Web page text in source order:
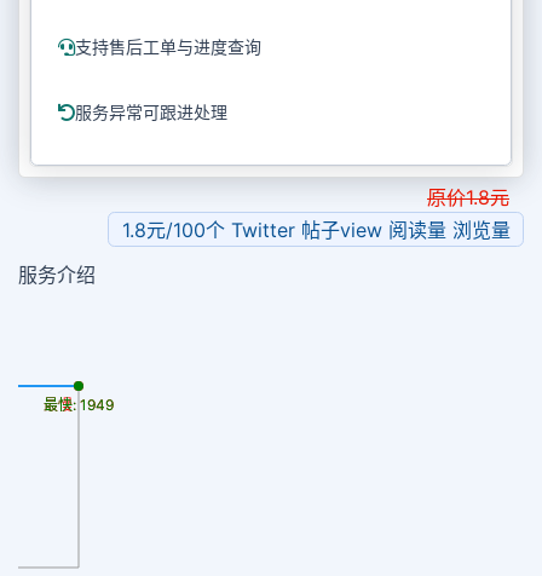
支持售后工单与进度查询
服务异常可跟进处理
原价1.8元
1.8元/100个 Twitter 帖子view 阅读量 浏览量
服务介绍
最慢: 1949
最快: 1949